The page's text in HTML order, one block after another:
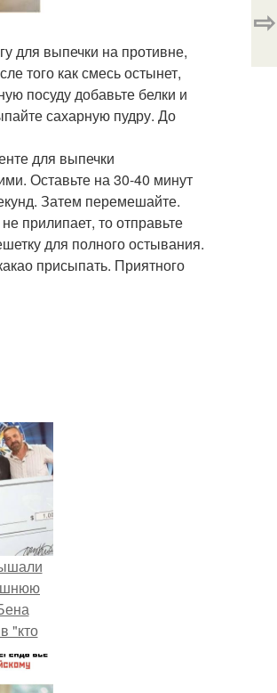
для выпечки на противне,
того как смесь остынет,
посуду добавьте белки и
сахарную пудру. До
для выпечки
Оставьте на 30-40 минут
Затем перемешайте.
прилипает, то отправьте
для полного остывания.
присыпать. Приятного
⇨
"кто